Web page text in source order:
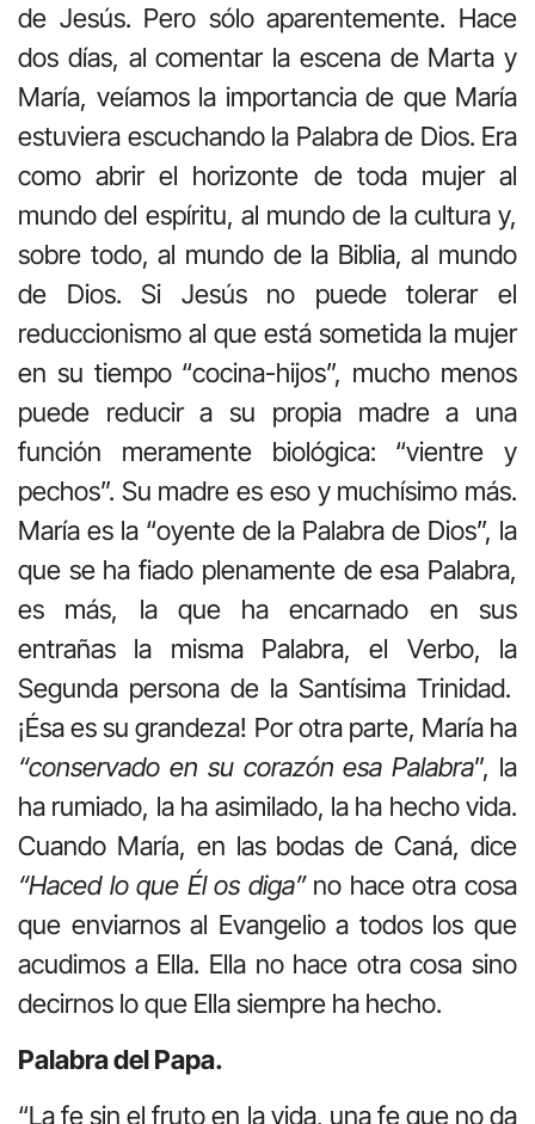
de Jesús. Pero sólo aparentemente. Hace
dos días, al comentar la escena de Marta y
María, veíamos la importancia de que María
estuviera escuchando la Palabra de Dios. Era
como abrir el horizonte de toda mujer al
mundo del espíritu, al mundo de la cultura y,
sobre todo, al mundo de la Biblia, al mundo
de Dios. Si Jesús no puede tolerar el
reduccionismo al que está sometida la mujer
en su tiempo “cocina-hijos”, mucho menos
puede reducir a su propia madre a una
función meramente biológica: “vientre y
pechos”. Su madre es eso y muchísimo más.
María es la “oyente de la Palabra de Dios”, la
que se ha fiado plenamente de esa Palabra,
es más, la que ha encarnado en sus
entrañas la misma Palabra, el Verbo, la
Segunda persona de la Santísima Trinidad.
¡Ésa es su grandeza! Por otra parte, María ha
“conservado en su corazón esa Palabra”, la
ha rumiado, la ha asimilado, la ha hecho vida.
Cuando María, en las bodas de Caná, dice
“Haced lo que Él os diga”no hace otra cosa
que enviarnos al Evangelio a todos los que
acudimos a Ella. Ella no hace otra cosa sino
decirnos lo que Ella siempre ha hecho.
Palabra del Papa.
“La fe sin el fruto en la vida, una fe que no da